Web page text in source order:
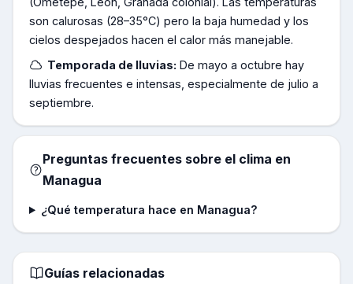
son calurosas (28–35°C) pero la baja humedad y los
cielos despejados hacen el calor más manejable.
Temporada de lluvias: De mayo a octubre hay
lluvias frecuentes e intensas, especialmente de julio a
septiembre.
Preguntas frecuentes sobre el clima en
Managua
¿Qué temperatura hace en Managua?
Guías relacionadas